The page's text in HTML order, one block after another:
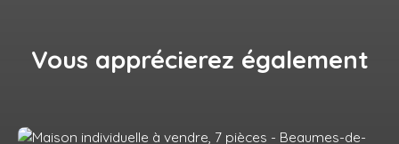
Vous apprécierez également